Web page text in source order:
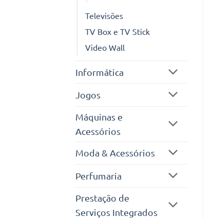
Televisões
TV Box e TV Stick
Video Wall
Informática
Jogos
Máquinas e
Acessórios
Moda & Acessórios
Perfumaria
Prestação de
Serviços Integrados